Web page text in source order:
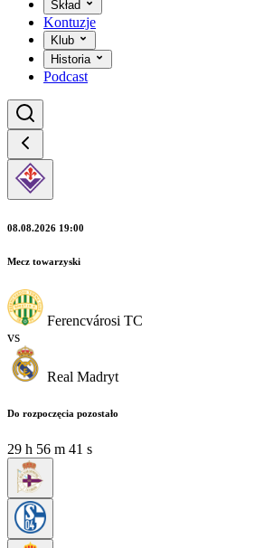
Skład
Kontuzje
Klub
Historia
Podcast
08.08.2026 19:00
Mecz towarzyski
Ferencvárosi TC
vs
Real Madryt
Do rozpoczęcia pozostało
29 h 56 m 39 s